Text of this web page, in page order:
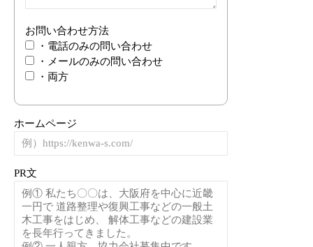
お問い合わせ方法
・電話のみの問い合わせ
・メールのみの問い合わせ
・両方
ホームページ
PR文